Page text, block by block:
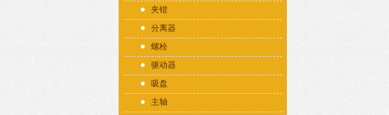
夹钳
分离器
螺栓
驱动器
吸盘
主轴